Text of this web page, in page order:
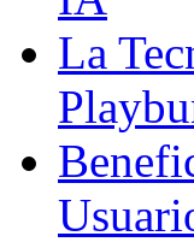
La